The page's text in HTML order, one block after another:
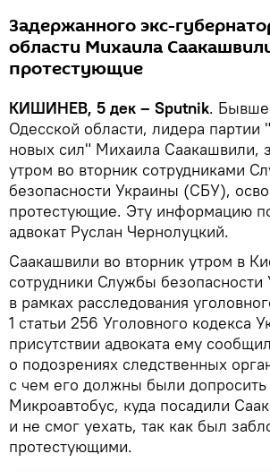
Задержанного экс-
области Михаила
протестующие
КИШИНЕВ, 5 дек – Sputnik.
Одесской области, лидера партии
новых сил" Михаила Саакашвили,
утром во вторник сотрудниками
безопасности Украины (СБУ),
протестующие. Эту информацию
адвокат Руслан Чернолуцкий.
Саакашвили во вторник утром в
сотрудники Службы безопасности
в рамках расследования
1 статьи 256 Уголовного кодекса
присутствии адвоката ему
о подозрениях следственных
с чем его должны были допросить
Микроавтобус, куда посадили
и не смог уехать, так как был
протестующими.